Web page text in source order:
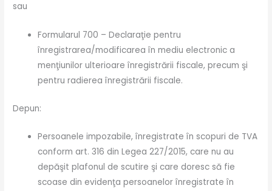
sau
Formularul 700 – Declaraţie pentru
înregistrarea/modificarea în mediu electronic a
menţiunilor ulterioare înregistrării fiscale, precum şi
pentru radierea înregistrării fiscale.
Depun:
Persoanele impozabile, înregistrate în scopuri de TVA
conform art. 316 din Legea 227/2015, care nu au
depăşit plafonul de scutire şi care doresc să fie
scoase din evidenţa persoanelor înregistrate în